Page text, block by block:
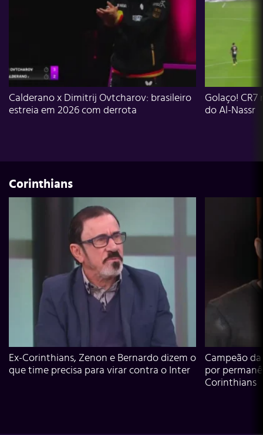
Calderano x Dimitrij Ovtcharov: brasileiro
estreia em 2026 com derrota
Golaço!
do Al-Nassr
Corinthians
Ex-Corinthians, Zenon e Bernardo dizem o
que time precisa para virar contra o Inter
Campeão
por
Corinthians